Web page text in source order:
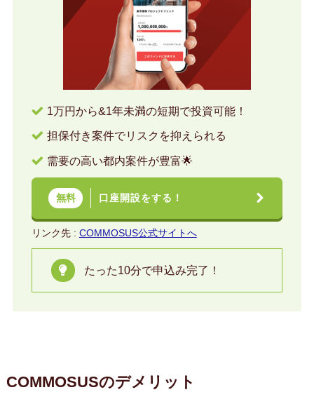
1万円から&1年未満の短期で投資可能！
担保付き案件でリスクを抑えられる
需要の高い都内案件が豊富🌟
無料 口座開設をする！
リンク先 : COMMOSUS公式サイトへ
たった10分で申込み完了！
COMMOSUSのデメリット